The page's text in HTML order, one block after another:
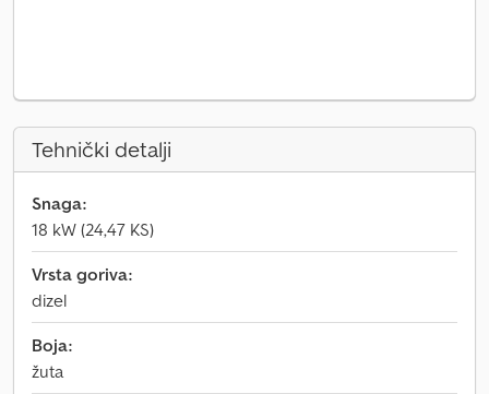
Tehnički detalji
Snaga:
18 kW (24,47 KS)
Vrsta goriva:
dizel
Boja:
žuta